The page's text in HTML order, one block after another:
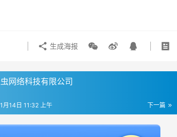
生成海报
网络科技有限公司
下一篇
月14日 11:32 上午